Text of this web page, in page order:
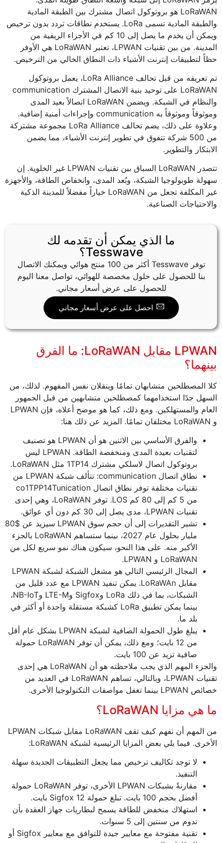
LoRaWAN هو بروتوكول اتصال مشترك بين الطبقة المادية
والطبقة المادية تسمى LoRa. يستخدم نطاقات تردد بدون ترخيص
ويمكن أن يخدم ما يصل إلى 10 كم في الأجزاء الريفية من
المدينة. من بين تقنيات LPWAN، تعتبر LoRaWAN هي الأوفر
حظاً لتطبيقات إنترنت الأشياء ذات النطاق الخالي من الترخيص.
تم تعريفه من قبل تحالف LoRa Alliance، يعمل بروتوكول
LoRaWAN على توحيد بنية الاتصال المشترك communication
والنظام في الشبكة. ويضمن LoRaWAN اتصالاً بعيد المدى
وموثوقاً وموثوقاً به communication وإجراءات أمنية إضافية.
وعلاوة على ذلك، يضم تحالف LoRa Alliance مجموعة مشتركة
من 500 شركة تتفوق في تطوير إنترنت الأشياء، مما يضمن
الابتكار والتطوير.
تتصدر LoRaWAN السباق بين تقنيات LPWAN غير الخلوية. إن
سهولة طوبولوجيا الشبكة، وبُعد المدى، وانخفاض الطاقة، والأجهزة
غير المكلفة تجعل من LoRaWAN خياراً مفضلاً للمدينة الذكية
والاحتياجات الصناعية.
ما الذي يمكن أن تقدمه لك
Tesswave؟
توفر Tesswave أكثر من 100 منتج هوائي ويمكنك الاتصال
بنا للحصول على حلول مخصصة للهوائي، تواصل معنا اليوم
للحصول على عرض أسعار مجاني.
احصل على عرض أسعار مجاني
LPWAN مقابل LoRaWAN: ما الفرق
بينهما؟
كلا المصطلحين متشابهان تمامًا وينقلان نفس المفهوم. لذلك، من
السهل جدًا استخدامهما كمصطلحين متشابهين من قبل الجمهور
العام والمستهلكين. ومع ذلك، كما هو موضح أعلاه، فإن LPWAN
و LoRaWAN مختلفان تمامًا. المزيد عن ذلك هنا:
والفرق الأساسي بين الاثنين هو أن LPWAN هو تصنيف
لتقنيات بعيدة المدى ومنخفضة الطاقة. LPWAN ليس
بروتوكول اتصال لاسلكي مشترك 1TP14 مثل LoRaWAN.
نطاق اتصال communication: تتألف شبكة LPWAN من
تقنيات مختلفة توفر نطاق اتصال co1TPP14Tunication
من 5 كم إلى 80 كم LOS. توفر LoRaWAN، وهي إحدى
تقنيات LPWAN، مدى يصل إلى 30 كم دون أي عوائق.
تشير التقديرات إلى أن حجم سوق LPWAN سيزيد عن $80
مليار بحلول عام 2027، بينما ستساهم LoRaWAN بالجزء
الأكبر منه. على هذا النحو، سيكون هناك نمو سريع لكل من
LoRaWAN و LPWAN.
المجال الرئيسي التالي هو مشغل الشبكة لشبكة LPWAN
مقابل LoRaWAn. يمكن تنفيذ LPWAN مع عدد قليل من
الشبكات، بما في ذلك LoRa وSigfox وLTE-M وNB-IoT،
بينما يمكن تطبيق LoRa كشبكة مستقلة واحدة أو أكثر في
بلد ما.
يبلغ طول الحمولة الصافية لشبكة LPWAN بشكل عام أقل
من 12 بايت؛ ومع ذلك، يمكن أن توفر LoRaWAN حمولة
صافية تزيد عن 100 بايت.
والجزء المهم الذي يجب ملاحظته هو أن LoRaWAN هي إحدى
تقنيات LPWAN، وبالتالي، تساهم LoRaWAN في العديد من
خصائص LPWAN بينما تغفل مواصفات التكنولوجيا الأخرى.
ما هي مزايا LoRaWAN؟
من المهم أن نفهم كيف تقف LoRaWAN مقابل شبكات LPWAN
الأخرى. فيما يلي بعض المزايا الرئيسية لشبكة LoRaWAN:
لا توجد تكاليف ترخيص مما يجعل التطبيقات الجديدة سهلة
التنفيذ.
مقارنةً بشبكات LPWAN الأخرى، توفر LoRaWAN حمولة
أفضل بحجم 100 بايت. تبلغ حمولة Sigfox 12 بايت.
استهلاك منخفض للطاقة يسمح لبطاريات جهاز العقدة بأن
تدوم من سنتين إلى 5 سنوات.
تقنية مفتوحة مع معايير جيدة للتوافق مع معايير Sigfox أو